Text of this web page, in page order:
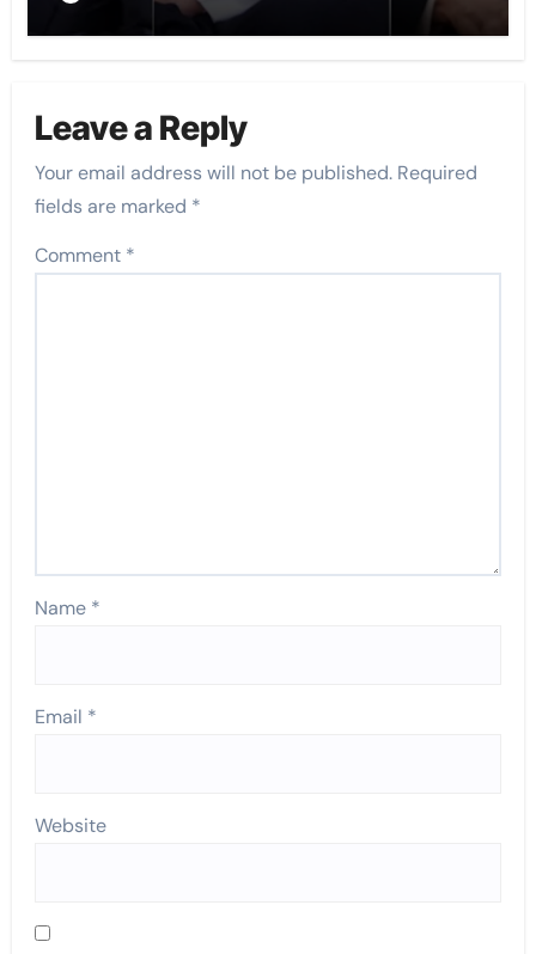
Leave a Reply
Your email address will not be published. Required
fields are marked *
Comment *
Name *
Email *
Website